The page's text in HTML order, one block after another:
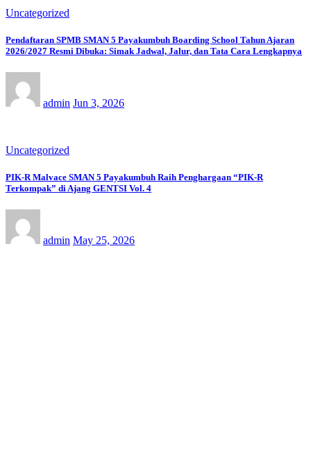
Uncategorized
Pendaftaran SPMB SMAN 5 Payakumbuh Boarding School Tahun Ajaran
2026/2027 Resmi Dibuka: Simak Jadwal, Jalur, dan Tata Cara Lengkapnya
admin Jun 3, 2026
Uncategorized
PIK-R Malvace SMAN 5 Payakumbuh Raih Penghargaan “PIK-R
Terkompak” di Ajang GENTSI Vol. 4
admin May 25, 2026